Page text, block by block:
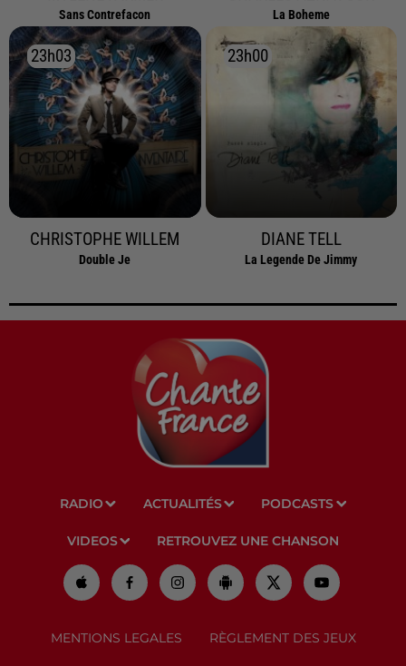
Sans Contrefacon La Boheme
23h03
23h03
CHRISTOPHE WILLEM
Double Je
23h00
23h00
DIANE TELL
La Legende De Jimmy
RADIO ACTUALITÉS PODCASTS
VIDEOS RETROUVEZ UNE CHANSON
MENTIONS LEGALES RÈGLEMENT DES JEUX